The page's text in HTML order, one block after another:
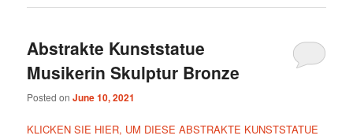
Abstrakte Kunststatue
Musikerin Skulptur Bronze
Posted onJune 10, 2021
KLICKEN SIE HIER, UM DIESE ABSTRAKTE KUNSTSTATUE